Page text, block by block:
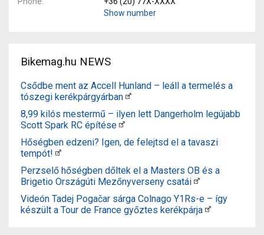
Show number
Bikemag.hu NEWS
Csődbe ment az Accell Hunland – leáll a termelés a
tószegi kerékpárgyárban
8,99 kilós mestermű – ilyen lett Dangerholm legújabb
Scott Spark RC építése
Hőségben edzeni? Igen, de felejtsd el a tavaszi
tempót!
Perzselő hőségben dőltek el a Masters OB és a
Brigetio Országúti Mezőnyverseny csatái
Videón Tadej Pogačar sárga Colnago Y1Rs-e – így
készült a Tour de France győztes kerékpárja